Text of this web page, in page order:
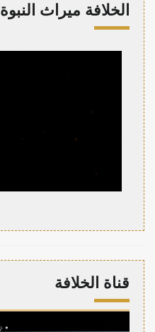
الخلافة ميراث النبوة
قناة الخلافة